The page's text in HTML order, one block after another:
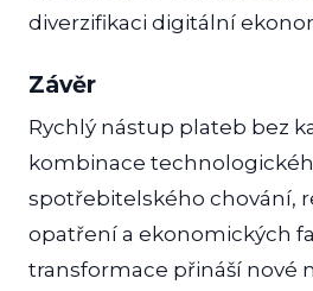
diverzifikaci digitální
Závěr
Rychlý nástup plateb bez
kombinace
spotřebitelského chování,
opatření a ekonomických
transformace přináší nové